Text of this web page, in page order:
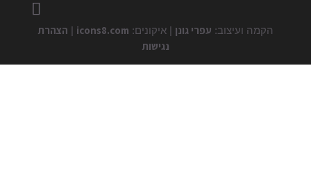
הקמה ועיצוב: עפרי גונן | איקונים: icons8.com
| הצהרת
נגישות